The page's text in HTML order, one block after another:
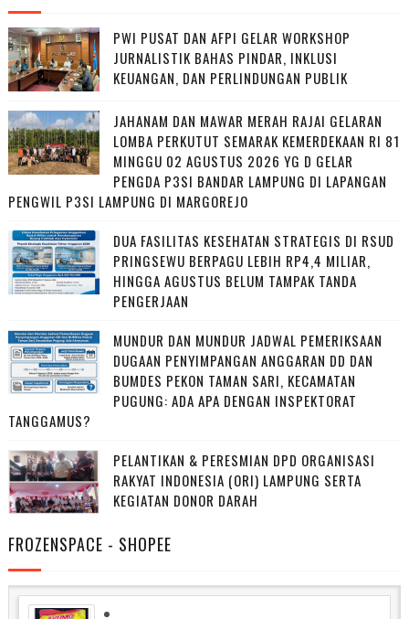
PWI PUSAT DAN AFPI GELAR WORKSHOP
JURNALISTIK BAHAS PINDAR, INKLUSI
KEUANGAN, DAN PERLINDUNGAN PUBLIK
JAHANAM DAN MAWAR MERAH RAJAI GELARAN
LOMBA PERKUTUT SEMARAK KEMERDEKAAN RI 81
MINGGU 02 AGUSTUS 2026 YG D GELAR
PENGDA P3SI BANDAR LAMPUNG DI LAPANGAN
PENGWIL P3SI LAMPUNG DI MARGOREJO
DUA FASILITAS KESEHATAN STRATEGIS DI RSUD
PRINGSEWU BERPAGU LEBIH RP4,4 MILIAR,
HINGGA AGUSTUS BELUM TAMPAK TANDA
PENGERJAAN
MUNDUR DAN MUNDUR JADWAL PEMERIKSAAN
DUGAAN PENYIMPANGAN ANGGARAN DD DAN
BUMDES PEKON TAMAN SARI, KECAMATAN
PUGUNG: ADA APA DENGAN INSPEKTORAT
TANGGAMUS?
PELANTIKAN & PERESMIAN DPD ORGANISASI
RAKYAT INDONESIA (ORI) LAMPUNG SERTA
KEGIATAN DONOR DARAH
FROZENSPACE - SHOPEE